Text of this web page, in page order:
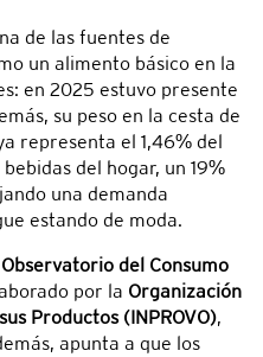
de las fuentes de
un alimento básico en la
en 2025 estuvo presente
su peso en la cesta de
representa el 1,46% del
del hogar, un 19%
una demanda
estando de moda.
del Consumo
por la Organización
Productos (INPROVO),
apunta a que los